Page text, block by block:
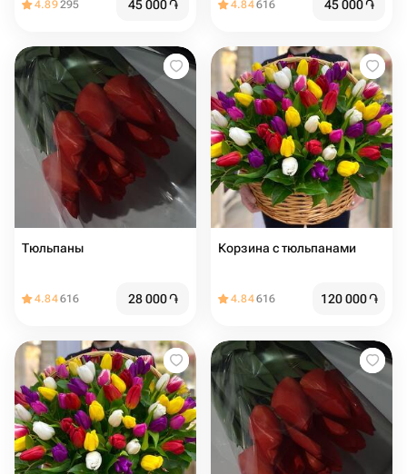
4.89295 45 000֏ 4.84616 45 000֏
Тюльпаны
4.84616 28 000֏
Корзина с тюльпанами
4.84616 120 000֏